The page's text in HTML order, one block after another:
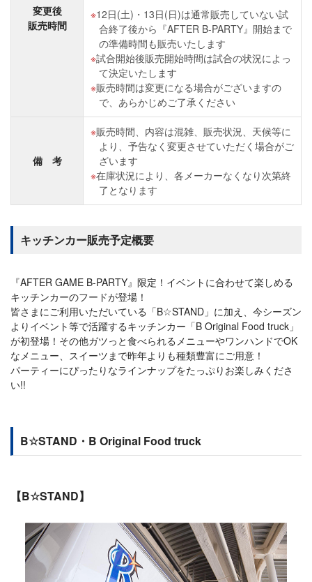
変更後
販売時間
12日(土)・13日(日)は通常販売していない試
合終了後から『AFTER B-PARTY』開始まで
の準備時間も販売いたします
試合開始後販売開始時間は試合の状況によっ
て決定いたします
販売時間は変更になる場合がございますの
で、あらかじめご了承ください
備 考
販売時間、内容は混雑、販売状況、天候等に
より、予告なく変更させていただく場合がご
ざいます
在庫状況により、各メーカーなくなり次第終
了となります
キッチンカー販売予定概要
『AFTER GAME B-PARTY』限定！イベントに合わせて楽しめる
キッチンカーのフードが登場！
皆さまにご利用いただいている「B☆STAND」に加え、今シーズン
よりイベント等で活躍するキッチンカー「B Original Food truck」
が初登場！その他ガツっと食べられるメニューやワンハンドでOK
なメニュー、スイーツまで昨年よりも種類豊富にご用意！
パーティーにぴったりなラインナップをたっぷりお楽しみくださ
い!!
B☆STAND・B Original Food truck
【B☆STAND】